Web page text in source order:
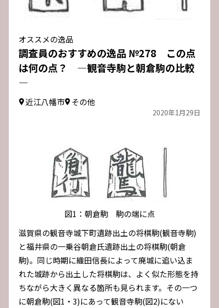
オススメの逸品
調査員のおすすめの逸品 №278 この点
は何の点？ ―観音寺駒と朝倉駒の比較
―
近江八幡市 その他
2020年1月29日
図1：朝倉駒 駒の端に点
滋賀県の観音寺城下町遺跡出土の将棋駒(観音寺駒)
と福井県の一乗谷朝倉氏遺跡出土の将棋駒(朝倉
駒)。同じ時期に織田信長によって廃城に追い込ま
れた城跡から出土した将棋駒は、よく似た形態を持
ちながら大きく異なる箇所も見られます。その一つ
に朝倉駒(図1・3)にあって観音寺駒(図2)にない